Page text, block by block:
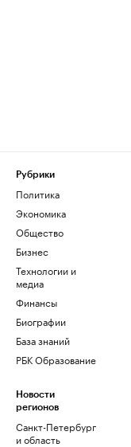
Рубрики
Политика
Экономика
Общество
Бизнес
Технологии и
медиа
Финансы
Биографии
База знаний
РБК Образование
Новости
регионов
Санкт-Петербург
и область